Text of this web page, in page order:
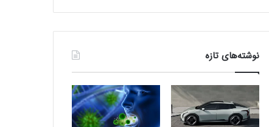
نوشته‌های تازه